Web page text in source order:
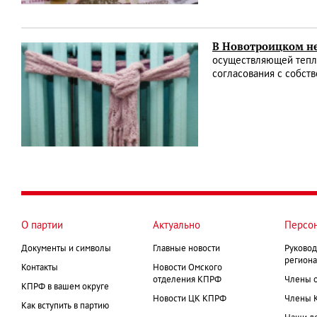
В Новотроицком
осуществляющей
согласования с
О партии
Документы и символы
Контакты
КПРФ в вашем округе
Как вступить в партию
Актуально
Главные новости
Новости Омского
отделения КПРФ
Новости ЦК КПРФ
Члены
Члены